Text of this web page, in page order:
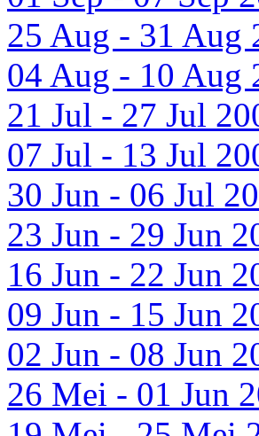
25 Aug - 31 Aug
04 Aug - 10 Aug
21 Jul - 27 Jul
07 Jul - 13 Jul
30 Jun - 06 Jul
23 Jun - 29 Jun
16 Jun - 22 Jun
09 Jun - 15 Jun
02 Jun - 08 Jun
26 Mei - 01 Jun